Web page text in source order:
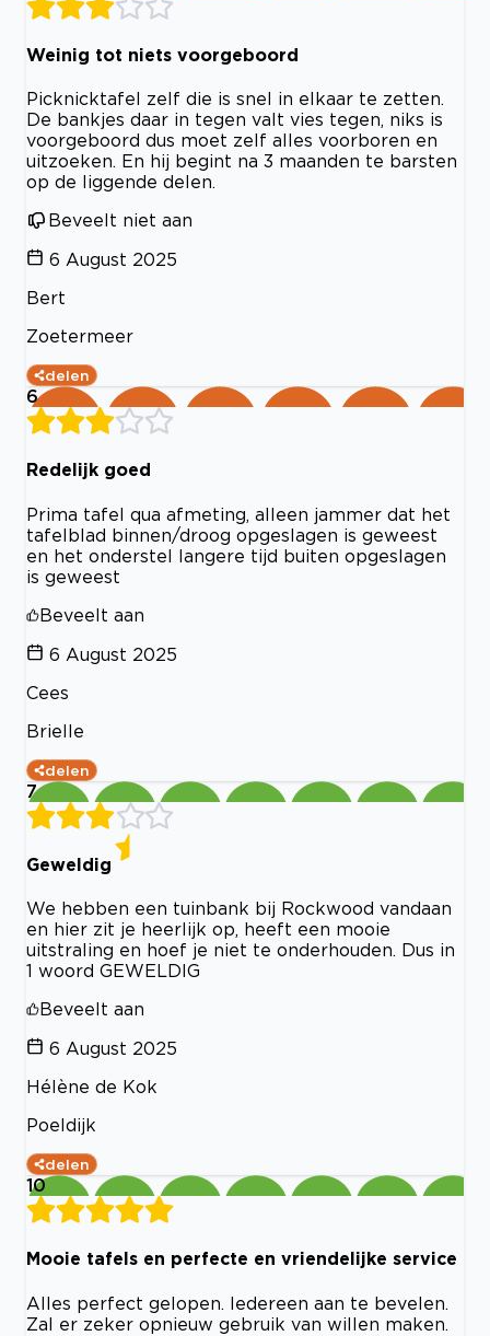
Weinig tot niets voorgeboord
Picknicktafel zelf die is snel in elkaar te zetten.
De bankjes daar in tegen valt vies tegen, niks is
voorgeboord dus moet zelf alles voorboren en
uitzoeken. En hij begint na 3 maanden te barsten
op de liggende delen.
Beveelt niet aan
6 August 2025
Bert
Zoetermeer
delen
6
Redelijk goed
Prima tafel qua afmeting, alleen jammer dat het
tafelblad binnen/droog opgeslagen is geweest
en het onderstel langere tijd buiten opgeslagen
is geweest
Beveelt aan
6 August 2025
Cees
Brielle
delen
7
Geweldig
We hebben een tuinbank bij Rockwood vandaan
en hier zit je heerlijk op, heeft een mooie
uitstraling en hoef je niet te onderhouden. Dus in
1 woord GEWELDIG
Beveelt aan
6 August 2025
Hélène de Kok
Poeldijk
delen
10
Mooie tafels en perfecte en vriendelijke service
Alles perfect gelopen. Iedereen aan te bevelen.
Zal er zeker opnieuw gebruik van willen maken.